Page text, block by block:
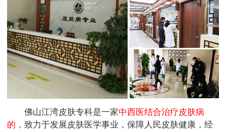
佛山江湾皮肤专科是一家中西医结合治疗皮肤病
的， 致力于发展皮肤医学事业，保障人民皮肤健康，经